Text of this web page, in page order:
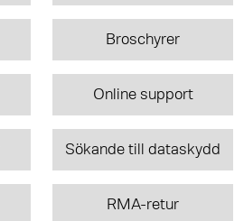
Broschyrer
Online support
Sökande till dataskydd
RMA-retur